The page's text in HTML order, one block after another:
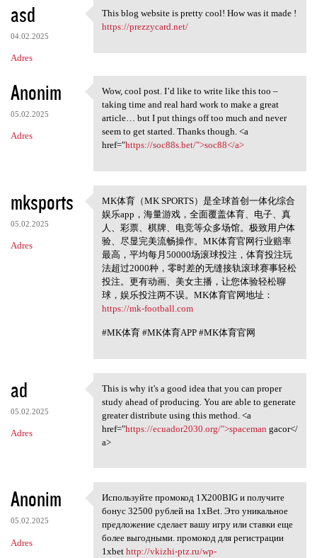
asd
04.02.2025
Adres
This blog website is pretty
This blog website is pretty cool! How was it made !
https://prezzycard.net/
Anonim
05.02.2025
Adres
Wow, cool post. I’d like to
Wow, cool post. I’d like to write like this too –
taking time and real hard work to make a great
article… but I put things off too much and never
seem to get started. Thanks though. <a
href="https://soc88s.bet/">soc88</a>
mksports
05.02.2025
Adres
MK体育（MK SPORTS
MK体育（MK SPORTS）是全球首创一体化综合
娱乐app，海量游戏，全面覆盖体育、电子、真
人、彩票、棋牌、电竞等众多场馆。极致用户体
验、尽显完美流畅操作。MK体育官网行业赔率
最高，平均每月50000场滚球投注，体育投注玩
法超过2000种，零时差的无缝接轨滚球赛事轻松
投注。更有动画、美女主播，让您体验轻松聊
球，娱乐投注两不误。MK体育官网地址：
https://mk-football.com
#MK体育 #MK体育APP #MK体育官网
ad
05.02.2025
Adres
This is why it's a good idea
This is why it's a good idea that you can proper
study ahead of producing. You are able to generate
greater distribute using this method. <a
href="https://ecuador2030.org/">spaceman gacor</
a>
Anonim
05.02.2025
Adres
Используйте промокод 1X200BIG
Используйте промокод 1X200BIG и получите
бонус 32500 рублей на 1xBet. Это уникальное
предложение сделает вашу игру или ставки еще
более выгодными. промокод для регистрации
1xbet http://vkizhi-ptz.ru/wp-